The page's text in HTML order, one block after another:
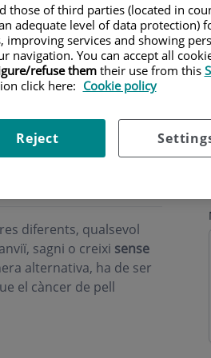
diferents, qualsevol
sagni o creixi sense
alternativa, ha de ser
el càncer de pell
those of third parties (located in
adequate level of data protection)
improving services and showing
navigation. You can accept all
refuse themtheir use from this
click here: Cookie policy
Reject